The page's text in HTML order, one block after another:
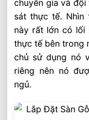
chuyên gia và
sát thực tế. Nhìn
này rất lớn có lối
thực tế bên trong
chủ sử dụng nó
riêng nên nó
ngủ.